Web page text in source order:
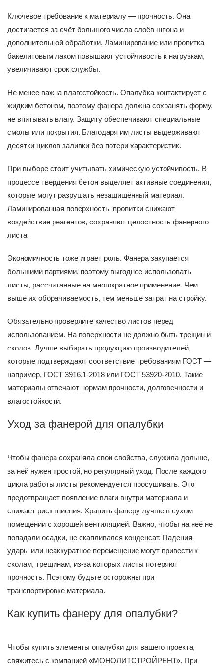
Ключевое требование к материалу — прочность. Она
достигается за счёт большого числа слоёв шпона и
дополнительной обработки. Ламинирование или пропитка
бакелитовым лаком повышают устойчивость к нагрузкам,
увеличивают срок службы.
Не менее важна влагостойкость. Опалубка контактирует с
жидким бетоном, поэтому фанера должна сохранять форму,
не впитывать влагу. Защиту обеспечивают специальные
смолы или покрытия. Благодаря им листы выдерживают
десятки циклов заливки без потери характеристик.
При выборе стоит учитывать химическую устойчивость. В
процессе твердения бетон выделяет активные соединения,
которые могут разрушать незащищённый материал.
Ламинированная поверхность, пропитки снижают
воздействие реагентов, сохраняют целостность фанерного
листа.
Экономичность тоже играет роль. Фанера закупается
большими партиями, поэтому выгоднее использовать
листы, рассчитанные на многократное применение. Чем
выше их оборачиваемость, тем меньше затрат на стройку.
Обязательно проверяйте качество листов перед
использованием. На поверхности не должно быть трещин и
сколов. Лучше выбирать продукцию производителей,
которые подтверждают соответствие требованиям ГОСТ —
например, ГОСТ 3916.1-2018 или ГОСТ 53920-2010. Такие
материалы отвечают нормам прочности, долговечности и
влагостойкости.
Уход за фанерой для опалубки
Чтобы фанера сохраняла свои свойства, служила дольше,
за ней нужен простой, но регулярный уход. После каждого
цикла работы листы рекомендуется просушивать. Это
предотвращает появление влаги внутри материала и
снижает риск гниения. Хранить фанеру лучше в сухом
помещении с хорошей вентиляцией. Важно, чтобы на неё не
попадали осадки, не скапливался конденсат. Падения,
удары или неаккуратное перемещение могут привести к
сколам, трещинам, из-за которых листы потеряют
прочность. Поэтому будьте осторожны при
транспортировке материала.
Как купить фанеру для опалубки?
Чтобы купить элементы опалубки для вашего проекта,
свяжитесь с компанией «МОНОЛИТСТРОЙРЕНТ». При